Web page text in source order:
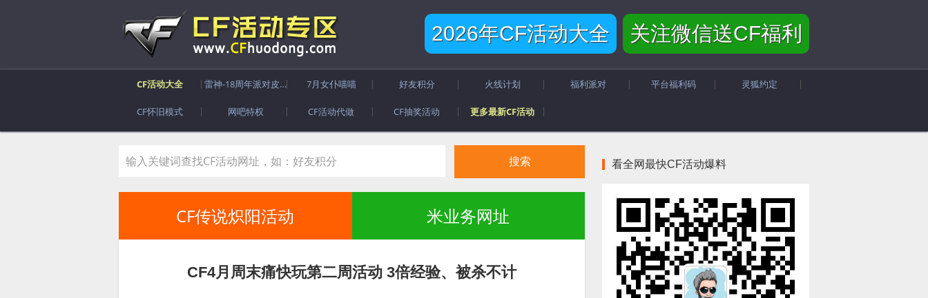
2026年CF活动大全 关注微信送CF福利
CF活动大全 雷神-18周年派对皮肤 7月女仆喵喵 好友积分 火线计划 福利派对 平台福利码 灵狐约定
CF怀旧模式 网吧特权 CF活动代做 CF抽奖活动 更多最新CF活动
CF传说炽阳活动 米业务网址
CF4月周末痛快玩第二周活动 3倍经验、被杀不计
看全网最快CF活动爆料